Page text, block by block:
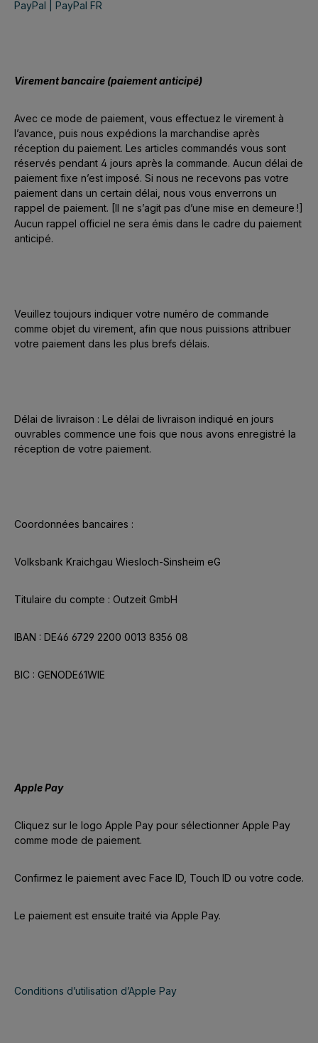
PayPal | PayPal FR
Virement bancaire (paiement anticipé)
Avec ce mode de paiement, vous effectuez le virement à
l’avance, puis nous expédions la marchandise après
réception du paiement. Les articles commandés vous sont
réservés pendant 4 jours après la commande. Aucun délai de
paiement fixe n’est imposé. Si nous ne recevons pas votre
paiement dans un certain délai, nous vous enverrons un
rappel de paiement. [Il ne s’agit pas d’une mise en demeure !]
Aucun rappel officiel ne sera émis dans le cadre du paiement
anticipé.
Veuillez toujours indiquer votre numéro de commande
comme objet du virement, afin que nous puissions attribuer
votre paiement dans les plus brefs délais.
Délai de livraison : Le délai de livraison indiqué en jours
ouvrables commence une fois que nous avons enregistré la
réception de votre paiement.
Coordonnées bancaires :
Volksbank Kraichgau Wiesloch-Sinsheim eG
Titulaire du compte : Outzeit GmbH
IBAN : DE46 6729 2200 0013 8356 08
BIC : GENODE61WIE
Apple Pay
Cliquez sur le logo Apple Pay pour sélectionner Apple Pay
comme mode de paiement.
Confirmez le paiement avec Face ID, Touch ID ou votre code.
Le paiement est ensuite traité via Apple Pay.
Conditions d’utilisation d’Apple Pay